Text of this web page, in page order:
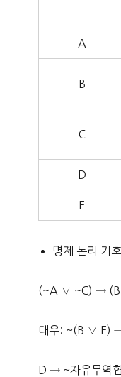
A
B
C
D
E
명제 논리 기
(~A ∨ ~C) → (B
대우: ~(B ∨ E)
D → ~자유무역